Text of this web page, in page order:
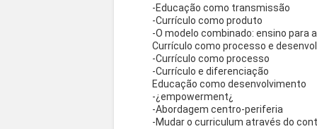
-Educação como transmissão
-Currículo como produto
-O modelo combinado: ensino para
Currículo como processo e
-Currículo como processo
-Currículo e diferenciação
Educação como desenvolvimento
-¿empowerment¿
-Abordagem centro-periferia
-Mudar o curriculum através do